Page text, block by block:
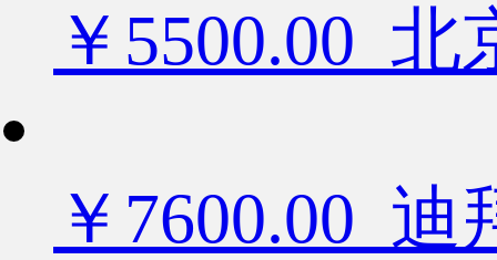
￥5500.00
￥7600.00